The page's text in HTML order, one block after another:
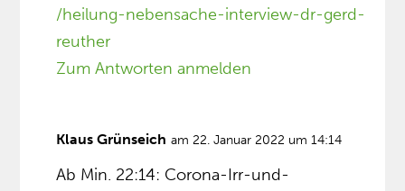
/heilung-nebensache-interview-dr-gerd-
reuther
Zum Antworten anmelden
Klaus Grünseich am 22. Januar 2022 um 14:14
Ab Min. 22:14: Corona-Irr-und-